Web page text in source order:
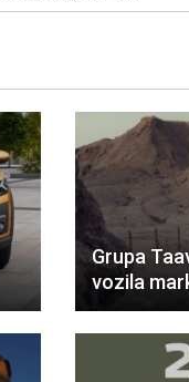
Grupa
vozila